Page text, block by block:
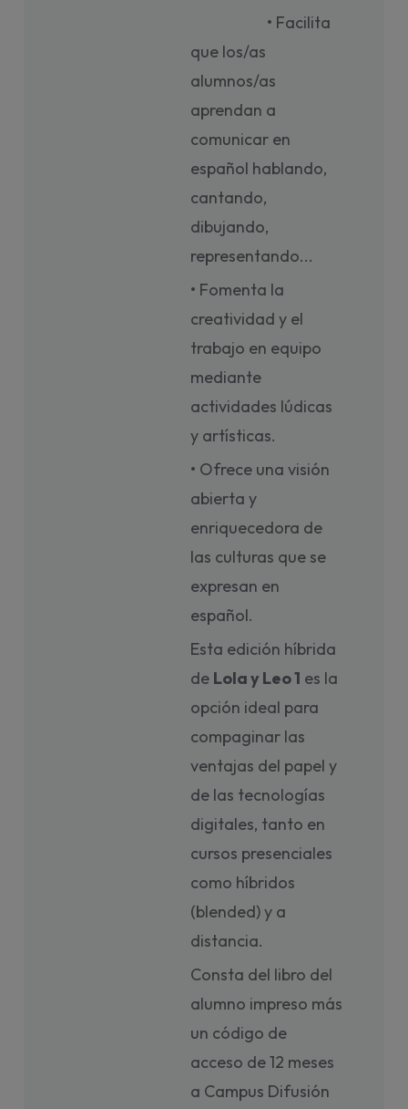
• Facilita
que los/as
alumnos/as
aprendan a
comunicar en
español hablando,
cantando,
dibujando,
representando...
• Fomenta la
creatividad y el
trabajo en equipo
mediante
actividades lúdicas
y artísticas.
• Ofrece una visión
abierta y
enriquecedora de
las culturas que se
expresan en
español.
Esta edición híbrida
de Lola y Leo 1 es la
opción ideal para
compaginar las
ventajas del papel y
de las tecnologías
digitales, tanto en
cursos presenciales
como híbridos
(blended) y a
distancia.
Consta del libro del
alumno impreso más
un código de
acceso de 12 meses
a Campus Difusión